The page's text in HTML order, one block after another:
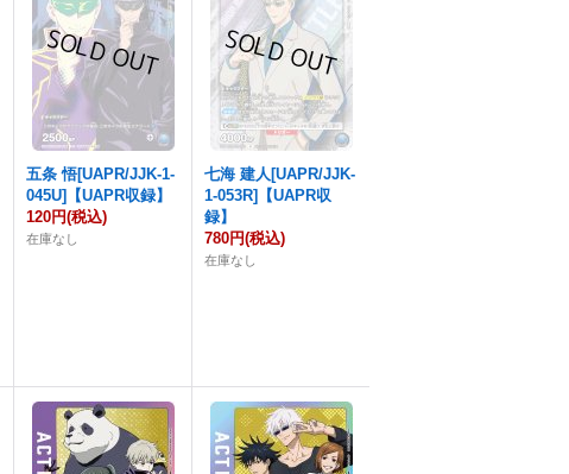
五条 悟[UAPR/JJK-1-
045U]【UAPR収録】
120円(税込)
在庫なし
七海 建人[UAPR/JJK-
1-053R]【UAPR収
録】
780円(税込)
在庫なし